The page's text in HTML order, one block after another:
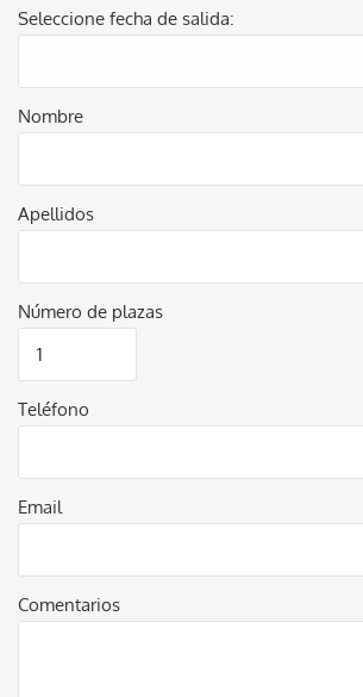
Seleccione fecha de salida:
Nombre
Apellidos
Número de plazas
Teléfono
Email
Comentarios